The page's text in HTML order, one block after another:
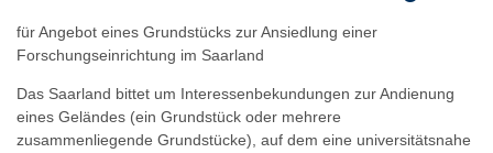
für Angebot eines Grundstücks zur Ansiedlung einer
Forschungseinrichtung im Saarland
Das Saarland bittet um Interessenbekundungen zur Andienung
eines Geländes (ein Grundstück oder mehrere
zusammenliegende Grundstücke), auf dem eine universitätsnahe